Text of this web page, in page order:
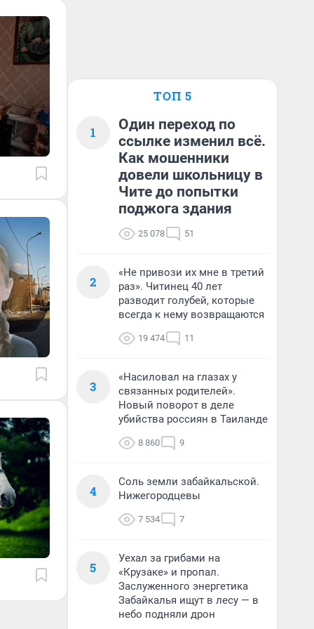
ТОП 5
1
Один переход по
ссылке изменил всё.
Как мошенники
довели школьницу в
Чите до попытки
поджога здания
25 078 51
2
«Не привози их мне в третий
раз». Читинец 40 лет
разводит голубей, которые
всегда к нему возвращаются
19 474 11
3
«Насиловал на глазах у
связанных родителей».
Новый поворот в деле
убийства россиян в Таиланде
8 860 9
4
Соль земли забайкальской.
Нижегородцевы
7 534 7
5
Уехал за грибами на
«Крузаке» и пропал.
Заслуженного энергетика
Забайкалья ищут в лесу — в
небо подняли дрон